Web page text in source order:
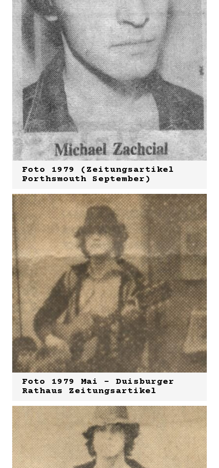
Foto 1979 (Zeitungsartikel
Porthsmouth September)
Foto 1979 Mai - Duisburger
Rathaus Zeitungsartikel